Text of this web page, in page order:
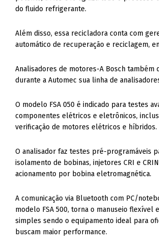
do fluido refrigerante.
Além disso, essa recicladora conta com
automático de recuperação e reciclagem,
Analisadores de motores-A Bosch também
durante a Automec sua linha de
O modelo FSA 050 é indicado para testes
componentes elétricos e eletrônicos,
verificação de motores elétricos e híbridos.
O analisador faz testes pré-programáveis
isolamento de bobinas, injetores CRI e
acionamento por bobina eletromagnética.
A comunicação via Bluetooth com PC/
modelo FSA 500, torna o manuseio flexível
simples sendo o equipamento ideal para
buscam maior performance.